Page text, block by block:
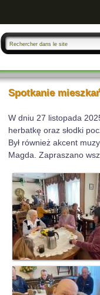
Spotkanie
W dniu 27 listopada
herbatkę oraz słodki
Był również akcent
Magda.Zapraszano